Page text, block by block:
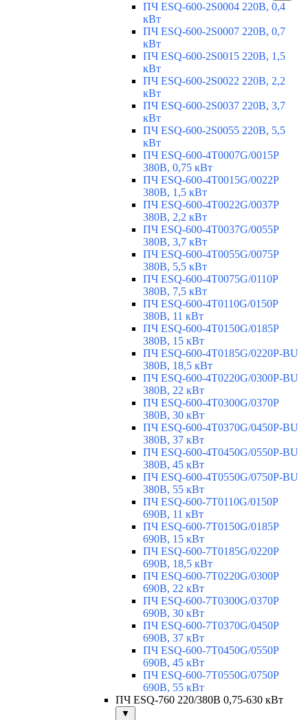
ПЧ ESQ-600-2S0004 220В, 0,4
кВт
ПЧ ESQ-600-2S0007 220В, 0,7
кВт
ПЧ ESQ-600-2S0015 220В, 1,5
кВт
ПЧ ESQ-600-2S0022 220В, 2,2
кВт
ПЧ ESQ-600-2S0037 220В, 3,7
кВт
ПЧ ESQ-600-2S0055 220В, 5,5
кВт
ПЧ ESQ-600-4T0007G/0015P
380В, 0,75 кВт
ПЧ ESQ-600-4T0015G/0022P
380В, 1,5 кВт
ПЧ ESQ-600-4T0022G/0037P
380В, 2,2 кВт
ПЧ ESQ-600-4T0037G/0055P
380В, 3,7 кВт
ПЧ ESQ-600-4T0055G/0075P
380В, 5,5 кВт
ПЧ ESQ-600-4T0075G/0110P
380В, 7,5 кВт
ПЧ ESQ-600-4T0110G/0150P
380В, 11 кВт
ПЧ ESQ-600-4T0150G/0185P
380В, 15 кВт
ПЧ ESQ-600-4T0185G/0220P-BU
380В, 18,5 кВт
ПЧ ESQ-600-4T0220G/0300P-BU
380В, 22 кВт
ПЧ ESQ-600-4T0300G/0370P
380В, 30 кВт
ПЧ ESQ-600-4T0370G/0450P-BU
380В, 37 кВт
ПЧ ESQ-600-4T0450G/0550P-BU
380В, 45 кВт
ПЧ ESQ-600-4T0550G/0750P-BU
380В, 55 кВт
ПЧ ESQ-600-7T0110G/0150P
690В, 11 кВт
ПЧ ESQ-600-7T0150G/0185P
690В, 15 кВт
ПЧ ESQ-600-7T0185G/0220P
690В, 18,5 кВт
ПЧ ESQ-600-7T0220G/0300P
690В, 22 кВт
ПЧ ESQ-600-7T0300G/0370P
690В, 30 кВт
ПЧ ESQ-600-7T0370G/0450P
690В, 37 кВт
ПЧ ESQ-600-7T0450G/0550P
690В, 45 кВт
ПЧ ESQ-600-7T0550G/0750P
690В, 55 кВт
ПЧ ESQ-760 220/380В 0,75-630 кВт
▼